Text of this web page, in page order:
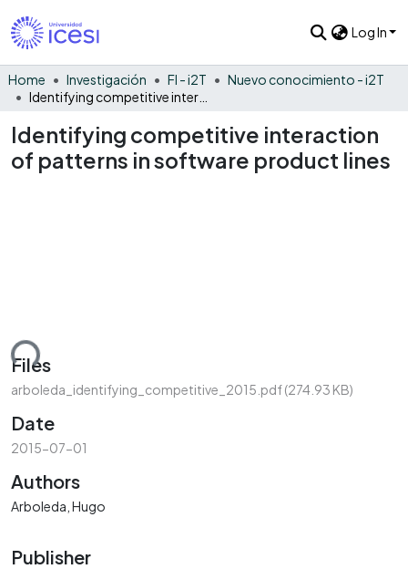
Log In
Home Investigación FI - i2T
Nuevo conocimiento - i2T
Identifying competitive interaction
of patterns in software product lines
Files
arboleda_identifying_competitive_2015.pdf(274.93 KB)
Date
2015-07-01
Authors
Arboleda, Hugo
Publisher